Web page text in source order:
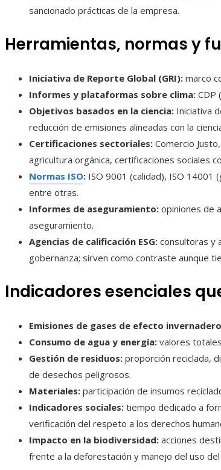
sancionado prácticas de la empresa.
Herramientas, normas y
Iniciativa de Reporte Global (GRI): marco
Informes y plataformas sobre clima: CDP
Objetivos basados en la ciencia: Iniciativa
reducción de emisiones alineadas con la
Certificaciones sectoriales: Comercio
agricultura orgánica, certificaciones sociales
Normas ISO: ISO 9001 (calidad), ISO 14001
entre otras.
Informes de aseguramiento: opiniones de
aseguramiento.
Agencias de calificación ESG: consultoras y
gobernanza; sirven como contraste aunque
Indicadores esenciales
Emisiones de gases de efecto
Consumo de agua y energía: valores
Gestión de residuos: proporción reciclada,
de desechos peligrosos.
Materiales: participación de insumos
Indicadores sociales: tiempo dedicado a
verificación del respeto a los derechos
Impacto en la biodiversidad: acciones
frente a la deforestación y manejo del uso del